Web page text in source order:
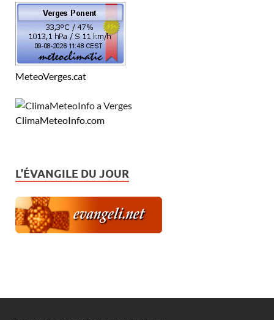
MeteoVerges.cat
ClimaMeteoInfo.com
L’ÉVANGILE DU JOUR